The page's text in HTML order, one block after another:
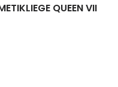
QUEEN VII